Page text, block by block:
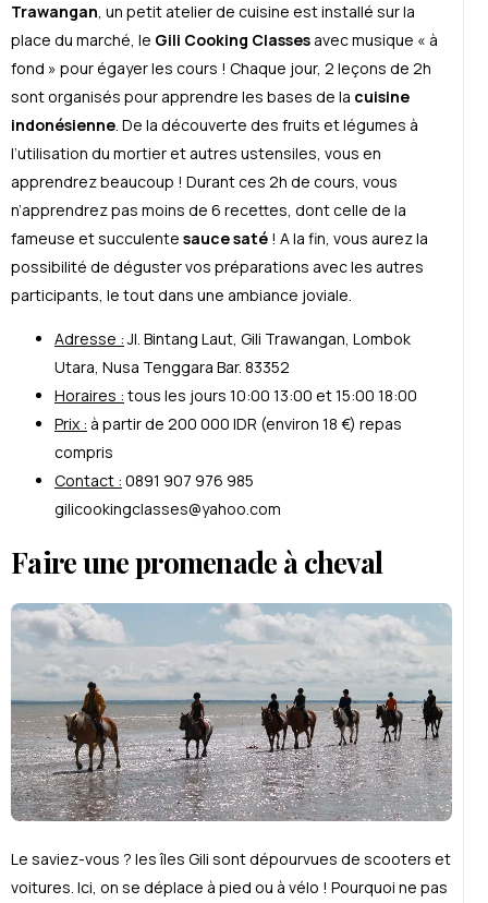
Trawangan , un petit atelier de cuisine est installé sur la
place du marché, le Gili Cooking Classes avec musique « à
fond » pour égayer les cours ! Chaque jour, 2 leçons de 2h
sont organisés pour apprendre les bases de la cuisine
indonésienne . De la découverte des fruits et légumes à
l’utilisation du mortier et autres ustensiles, vous en
apprendrez beaucoup ! Durant ces 2h de cours, vous
n’apprendrez pas moins de 6 recettes, dont celle de la
fameuse et succulente sauce saté ! A la fin, vous aurez la
possibilité de déguster vos préparations avec les autres
participants, le tout dans une ambiance joviale.
Adresse :Jl. Bintang Laut, Gili Trawangan, Lombok
Utara, Nusa Tenggara Bar. 83352
Horaires : tous les jours 10:00 13:00 et 15:00 18:00
Prix : à partir de 200 000 IDR (environ 18 €) repas
compris
Contact : 0891 907 976 985
gilicookingclasses@yahoo.com
Faire une promenade à cheval
Le saviez-vous ? les îles Gili sont dépourvues de scooters et
voitures. Ici, on se déplace à pied ou à vélo ! Pourquoi ne pas